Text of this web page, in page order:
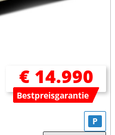
€ 14.990
Bestpreisgarantie
P